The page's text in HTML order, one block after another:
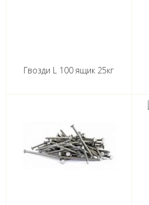
Гвозди L 100 ящик 25кг